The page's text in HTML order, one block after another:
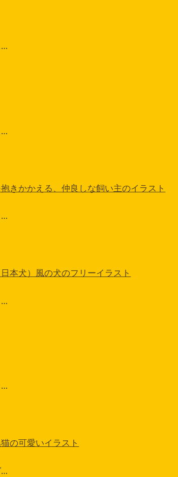
…
…
きかかえる、仲良しな飼い主のイラスト
…
本犬）風の犬のフリーイラスト
…
…
の可愛いイラスト
…